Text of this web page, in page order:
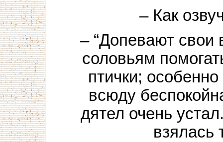
– Как
– “Допевают свои
соловьям
птички;
всюду
дятел очень
взялась